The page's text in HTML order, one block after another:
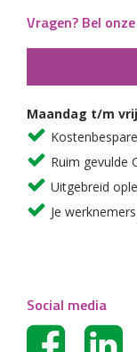
Vragen? Bel
Maandag t/m
Ruim gevulde
Uitgebreid
Je
Social media